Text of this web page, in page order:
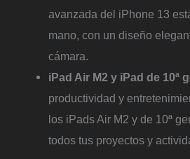
avanzada del iPhone 13
mano, con un diseño
cámara.
iPad Air M2 y iPad de 10ª
productividad y
los iPads Air M2 y de 10ª
todos tus proyectos y